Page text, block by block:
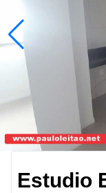
Estudio